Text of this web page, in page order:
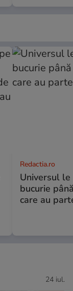
Redactia.ro
Universul
bucurie
care au
24 iul.